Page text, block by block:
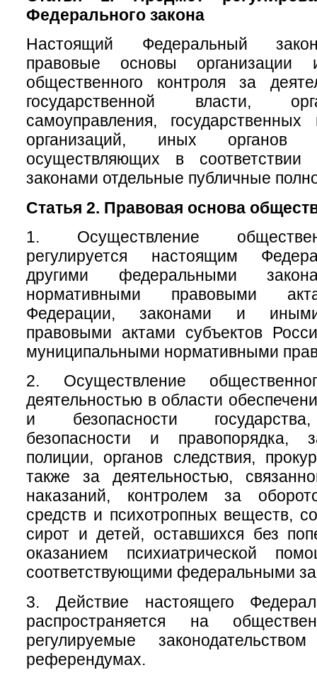
Федерального закона
Настоящий Федеральный
правовые основы организации
общественного контроля за
государственной власти,
самоуправления,
организаций, иных органов
осуществляющих в
законами отдельные публичные
Статья 2. Правовая основа
1. Осуществление
регулируется настоящим
другими федеральными
нормативными правовыми
Федерации, законами и
правовыми актами субъектов
муниципальными нормативными
2. Осуществление
деятельностью в области
и безопасности
безопасности и правопорядка,
полиции, органов следствия,
также за деятельностью,
наказаний, контролем за
средств и психотропных веществ,
сирот и детей, оставшихся без
оказанием психиатрической
соответствующими федеральными
3. Действие настоящего
распространяется на
регулируемые
референдумах.